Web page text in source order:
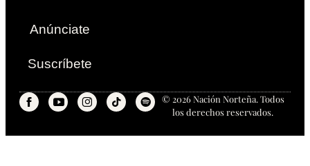
Anúnciate
Suscríbete
© 2026 Nación Norteña. Todos
los derechos reservados.